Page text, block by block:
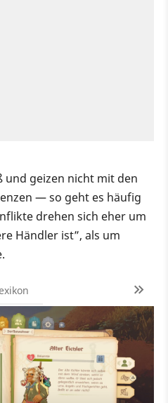
und geizen nicht mit den
— so geht es häufig
drehen sich eher um
Händler ist”, als um